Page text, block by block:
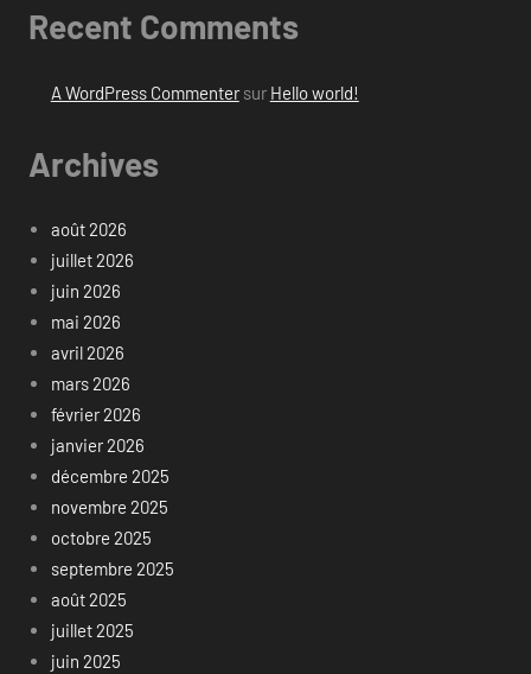
Recent Comments
A WordPress Commentersur Hello world!
Archives
août 2026
juillet 2026
juin 2026
mai 2026
avril 2026
mars 2026
février 2026
janvier 2026
décembre 2025
novembre 2025
octobre 2025
septembre 2025
août 2025
juillet 2025
juin 2025